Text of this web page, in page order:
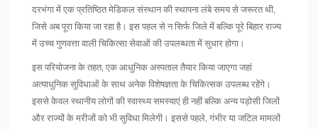
दरभंगा में एक प्रतिष्ठित मेडिकल संस्थान की स्थापना लंबे समय से जरूरत थी,
जिसे अब पूरा किया जा रहा है। इस पहल से न सिर्फ जिले में बल्कि पूरे बिहार राज्य
में उच्च गुणवत्ता वाली चिकित्सा सेवाओं की उपलब्धता में सुधार होगा।
इस परियोजना के तहत, एक आधुनिक अस्पताल तैयार किया जाएगा जहां
अत्याधुनिक सुविधाओं के साथ अनेक विशेषज्ञता के चिकित्सक उपलब्ध रहेंगे।
इससे केवल स्थानीय लोगों की स्वास्थ्य समस्याएं ही नहीं बल्कि अन्य पड़ोसी जिलों
और राज्यों के मरीजों को भी सुविधा मिलेगी। इससे पहले, गंभीर या जटिल मामलों